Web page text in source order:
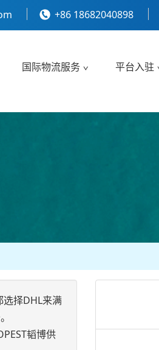
+86 18682040898
国际物流服务 平台入驻
选择DHL来满
韬博供